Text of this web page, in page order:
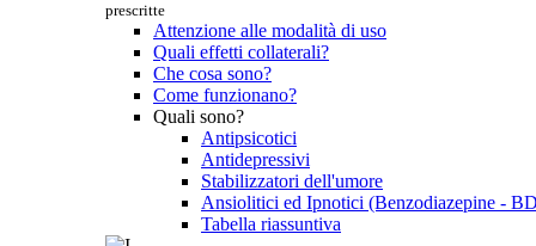
prescritte
Attenzione alle modalità di uso
Quali effetti collaterali?
Che cosa sono?
Come funzionano?
Quali sono?
Antipsicotici
Antidepressivi
Stabilizzatori dell'umore
Ansiolitici ed Ipnotici (Benzodiazepine -
Tabella riassuntiva